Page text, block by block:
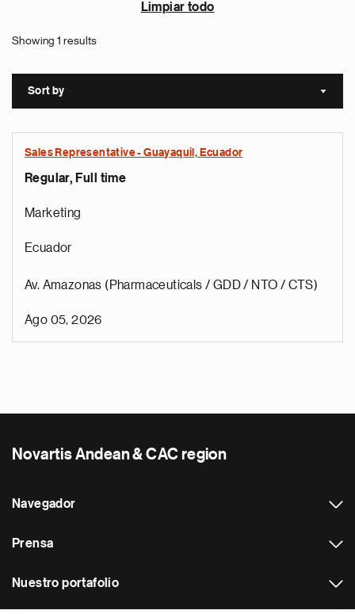
Limpiar todo
Showing 1 results
Sort by Sort
Sales Representative - Guayaquil, Ecuador
Regular, Full time
Marketing
Ecuador
Av. Amazonas (Pharmaceuticals / GDD / NTO / CTS)
Ago 05, 2026
Novartis Andean & CAC region
Navegador
Prensa
Nuestro portafolio